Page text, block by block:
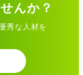
んか？
秀な人材を